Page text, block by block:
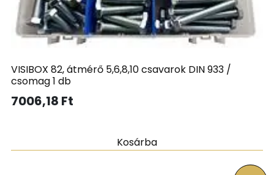
VISIBOX 82, átmérő 5,6,8,10 csavarok DIN 933 /
csomag 1 db
7006,18 Ft
Kosárba